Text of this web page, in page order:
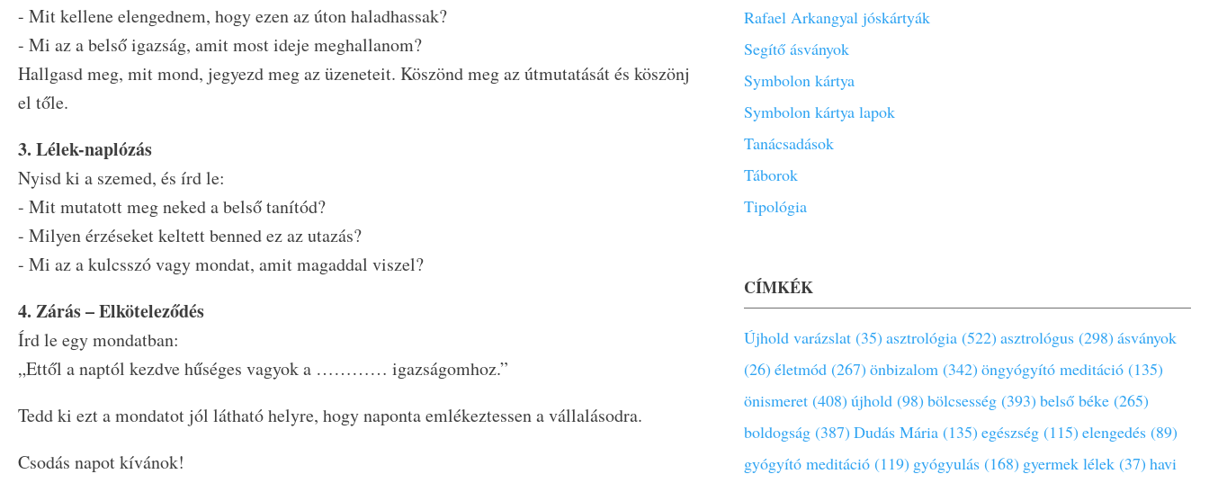
- Mit kellene elengednem, hogy ezen az úton haladhassak?
- Mi az a belső igazság, amit most ideje meghallanom?
Hallgasd meg, mit mond, jegyezd meg az üzeneteit. Köszönd meg az útmutatását és köszönj
el tőle.
3. Lélek-naplózás
Nyisd ki a szemed, és írd le:
- Mit mutatott meg neked a belső tanítód?
- Milyen érzéseket keltett benned ez az utazás?
- Mi az a kulcsszó vagy mondat, amit magaddal viszel?
4. Zárás – Elköteleződés
Írd le egy mondatban:
„Ettől a naptól kezdve hűséges vagyok a ………… igazságomhoz.”
Tedd ki ezt a mondatot jól látható helyre, hogy naponta emlékeztessen a vállalásodra.
Csodás napot kívánok!
Rafael Arkangyal jóskártyák
Segítő ásványok
Symbolon kártya
Symbolon kártya lapok
Tanácsadások
Táborok
Tipológia
CÍMKÉK
Újhold varázslat (35) asztrológia (522) asztrológus (298) ásványok
(26) életmód (267) önbizalom (342) öngyógyító meditáció (135)
önismeret (408) újhold (98) bölcsesség (393) belső béke (265)
boldogság (387) Dudás Mária (135) egészség (115) elengedés (89)
gyógyító meditáció (119) gyógyulás (168) gyermek lélek (37) havi